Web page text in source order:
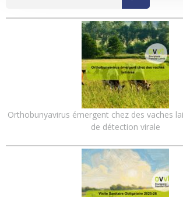
Orthobunyavirus émergent chez des vaches
de détection virale